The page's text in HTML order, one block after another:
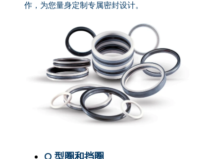
作，为您量身定制专属密封设计。
O 型圈和挡圈